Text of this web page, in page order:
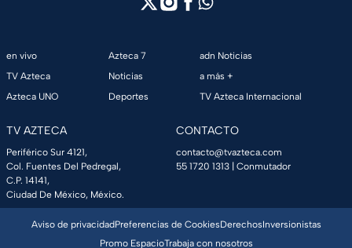
en vivo
TV Azteca
Azteca UNO
Azteca 7
Noticias
Deportes
adn Noticias
a más +
TV Azteca Internacional
TV AZTECA
Periférico Sur 4121,
Col. Fuentes Del Pedregal,
C.P. 14141,
Ciudad De México, México.
CONTACTO
contacto@tvazteca.com
55 1720 1313 | Conmutador
Aviso de privacidadPreferencias de CookiesDerechosInversionistas
Promo EspacioTrabaja con nosotros